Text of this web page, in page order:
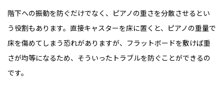
階下への振動を防ぐだけでなく、ピアノの重さを分散させるとい
う役割もあります。直接キャスターを床に置くと、ピアノの重量で
床を傷めてしまう恐れがありますが、フラットボードを敷けば重
さが均等になるため、そういったトラブルを防ぐことができるの
です。